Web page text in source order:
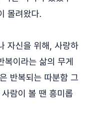
몰려왔다.
자신을 위해, 사랑하
이라는 삶의 무게
반복되는 따분함 그
람이 볼 땐 흥미롭